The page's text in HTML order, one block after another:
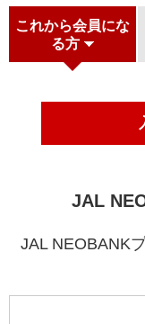
これから会員にな
る方
JAL
JAL NEOBANK